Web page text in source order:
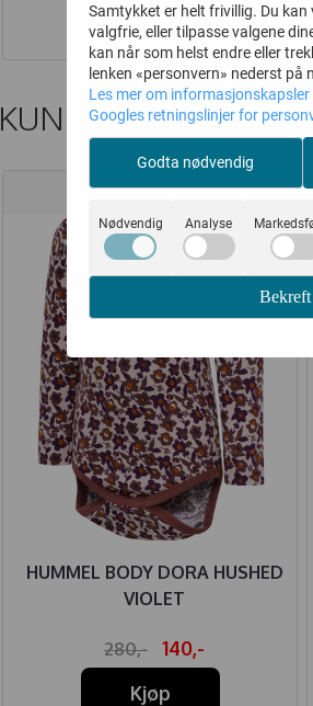
Kjøp
KUNDER SOM SÅ
50%
HUMMEL BODY DORA HUSHED
VIOLET
280,-
140,-
Kjøp
Samtykket er helt frivillig. Du kan
valgfrie, eller tilpasse valgene
kan når som helst endre eller
lenken «personvern» nederst på
Les mer om informasjonskapsler
Googles retningslinjer for
Godta nødvendig
Nødvendig Analyse